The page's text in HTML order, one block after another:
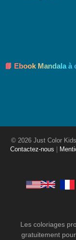
📘 Ebook Mandala
© 2026 Just Color
Contactez-nous
Les coloriages
gratuitement